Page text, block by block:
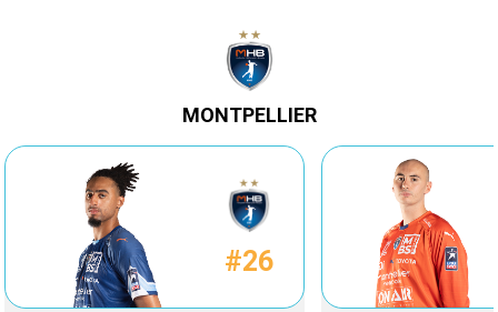
MONTPELLIER
#26